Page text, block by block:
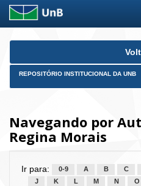
Skip
REPOSITÓRIO INSTITUCIONAL DA UNB
Navegando por
Regina Morais
Ir para: 0-9 A B C
J
K L M N O